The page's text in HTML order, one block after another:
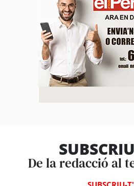
De la redacció al